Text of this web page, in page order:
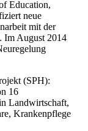
Education,
neue
mit der
Im August 2014
(SPH):
16
Landwirtschaft,
Krankenpflege